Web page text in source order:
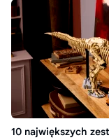
10 największych